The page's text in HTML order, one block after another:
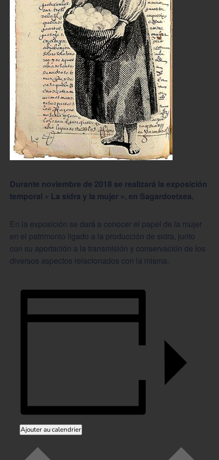
Durante noviembre de 2018 se realizará la exposición
temporal « La sidra y la mujer », en Sagardoetxea.
En la exposición se dará a conocer el papel de la mujer
en el patrimonio ligado a la producción de sidra, junto
con su aportación a la transmisión y conservación de los
diversos aspectos relacionados con la misma.
Ajouter au calendrier